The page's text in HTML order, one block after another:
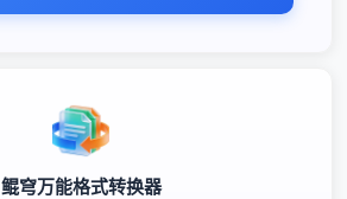
鲲穹万能格式转换器